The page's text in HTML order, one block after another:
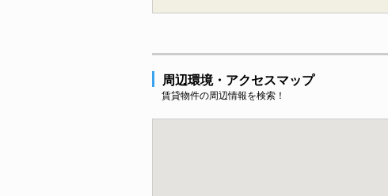
周辺環境・アクセスマップ
賃貸物件の周辺情報を検索！